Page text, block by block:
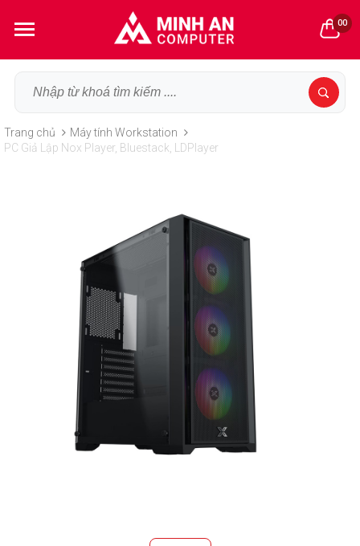
00
Trang chủ
Máy tính Workstation
PC Giả Lập Nox Player, Bluestack, LDPlayer